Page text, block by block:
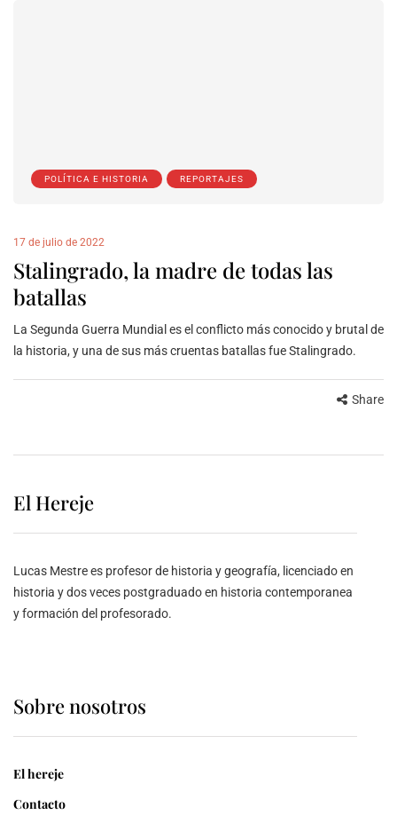
POLÍTICA E HISTORIA REPORTAJES
17 de julio de 2022
Stalingrado, la madre de todas las
batallas
La Segunda Guerra Mundial es el conflicto más conocido y brutal de
la historia, y una de sus más cruentas batallas fue Stalingrado.
Share
El Hereje
Lucas Mestre es profesor de historia y geografía, licenciado en
historia y dos veces postgraduado en historia contemporanea
y formación del profesorado.
Sobre nosotros
El hereje
Contacto